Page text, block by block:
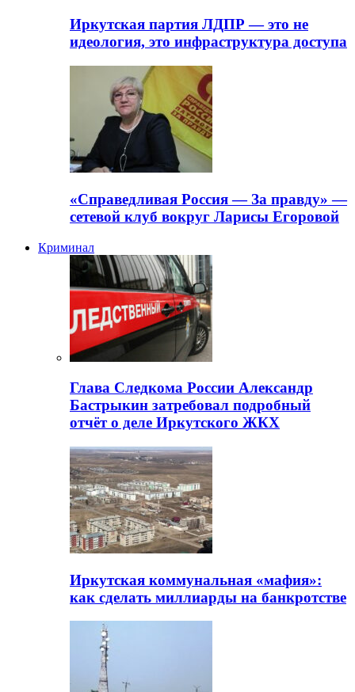
Иркутская партия ЛДПР — это не
идеология, это инфраструктура доступа
«Справедливая Россия — За правду» —
сетевой клуб вокруг Ларисы Егоровой
Криминал
Глава Следкома России Александр
Бастрыкин затребовал подробный
отчёт о деле Иркутского ЖКХ
Иркутская коммунальная «мафия»:
как сделать миллиарды на банкротстве